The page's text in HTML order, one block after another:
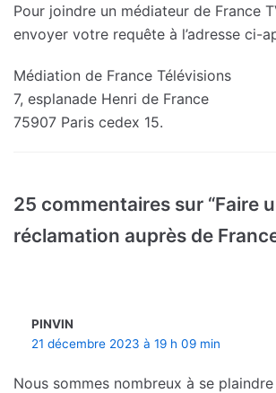
Pour joindre un médiateur de France
envoyer votre requête à l’adresse ci-
Médiation de France Télévisions
7, esplanade Henri de France
75907 Paris cedex 15.
25 commentaires sur “Faire
réclamation auprès de
PINVIN
21 décembre 2023 à 19 h 09 min
Nous sommes nombreux à se